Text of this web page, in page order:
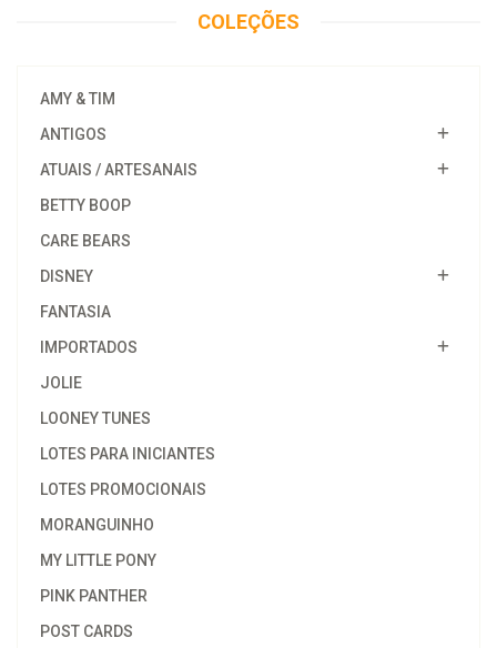
COLEÇÕES
AMY & TIM
ANTIGOS
ATUAIS / ARTESANAIS
BETTY BOOP
CARE BEARS
DISNEY
FANTASIA
IMPORTADOS
JOLIE
LOONEY TUNES
LOTES PARA INICIANTES
LOTES PROMOCIONAIS
MORANGUINHO
MY LITTLE PONY
PINK PANTHER
POST CARDS